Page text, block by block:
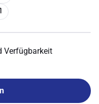
Verfügbarkeit